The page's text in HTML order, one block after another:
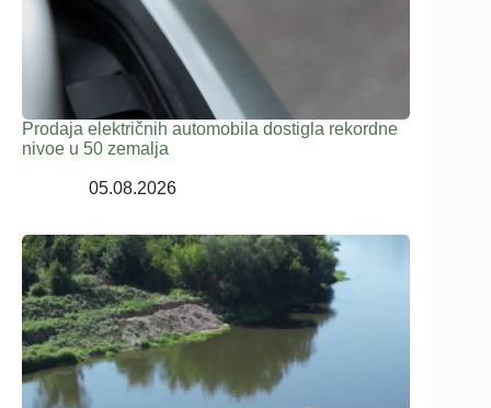
Prodaja električnih automobila dostigla rekordne
nivoe u 50 zemalja
05.08.2026